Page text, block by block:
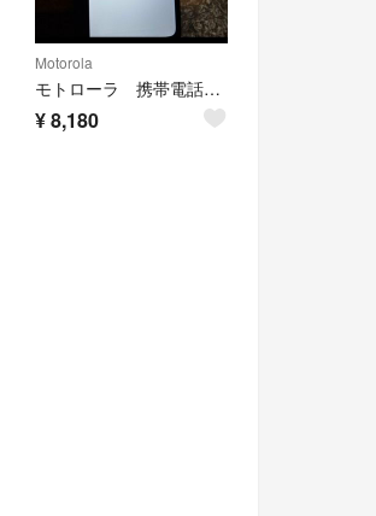
Motorola
モトローラ 携帯電話 moto e6S SIMフリースマホ スマートフォン本体
¥8,180